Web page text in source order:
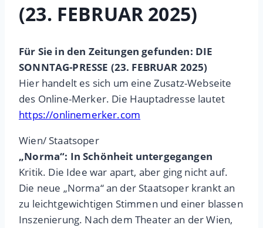
(23. FEBRUAR 2025)
Für Sie in den Zeitungen gefunden: DIE
SONNTAG-PRESSE (23. FEBRUAR 2025)
Hier handelt es sich um eine Zusatz-Webseite
des Online-Merker. Die Hauptadresse lautet
https://onlinemerker.com
Wien/ Staatsoper
„Norma“: In Schönheit untergegangen
Kritik. Die Idee war apart, aber ging nicht auf.
Die neue „Norma“ an der Staatsoper krankt an
zu leichtgewichtigen Stimmen und einer blassen
Inszenierung. Nach dem Theater an der Wien,